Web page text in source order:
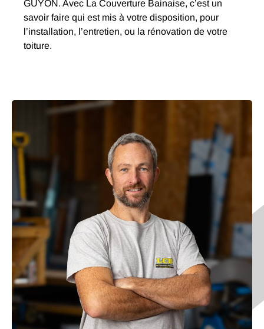
GUYON. Avec La Couverture Bainaise, c’est un
savoir faire qui est mis à votre disposition, pour
l’installation, l’entretien, ou la rénovation de votre
toiture.